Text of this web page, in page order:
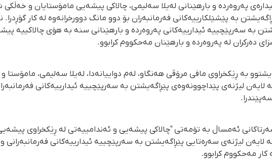
پەروەردە و بارهێنانی لەیلا سەلیمی، چالاکی پیشەیی مامۆستایان و
بە پێشێلکارییەکانی فەرمانبەران بۆ دوو مانگ دوورخرانەوە لە کار گۆڕدرا.
بە سەرپێچییە ئیدارییەکانی پەروەردە و بارهێنانی سنە بە هۆی چالاکییە
دەرکران لە پەروەردە و بارهێنان مەحکووم کرابوو.
بە ڕێکخراوی مافی مرۆڤی هەنگاو، لەم دواییانەدا، لەیلا سەلیمی،
لایەن لیژنەی پێداچوونەوەی پێڕاگەیشتن بە سەرپێچییە ئیدارییەکانی
ئەمساڵ بە تۆمەتی "چالاکی پیشەیی و ئەندامییەتی لە ڕێکخراوی
لیژنەی سەرەتایی پێڕاگەیشتن بە سەرپێچییە ئیدارییەکانی فەرمانبەرانی
کار مەحکووم کرابوو.